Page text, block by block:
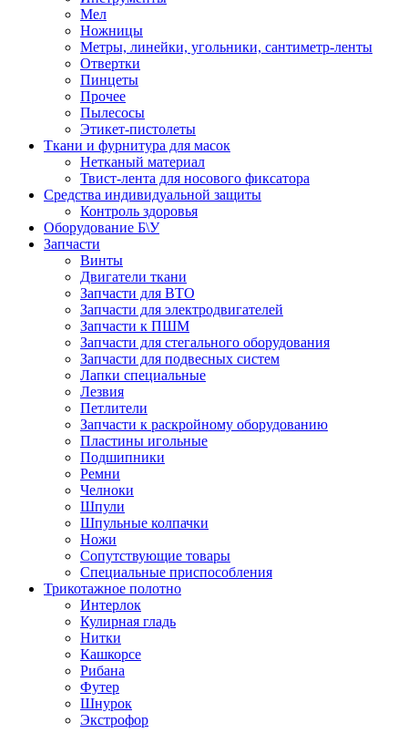
Мел
Ножницы
Метры, линейки, угольники, сантиметр-ленты
Отвертки
Пинцеты
Прочее
Пылесосы
Этикет-пистолеты
Ткани и фурнитура для масок
Нетканый материал
Твист-лента для носового фиксатора
Средства индивидуальной защиты
Контроль здоровья
Оборудование Б\У
Запчасти
Винты
Двигатели ткани
Запчасти для ВТО
Запчасти для электродвигателей
Запчасти к ПШМ
Запчасти для стегального оборудования
Запчасти для подвесных систем
Лапки специальные
Лезвия
Петлители
Запчасти к раскройному оборудованию
Пластины игольные
Подшипники
Ремни
Челноки
Шпули
Шпульные колпачки
Ножи
Сопутствующие товары
Специальные приспособления
Трикотажное полотно
Интерлок
Кулирная гладь
Нитки
Кашкорсе
Рибана
Футер
Шнурок
Экстрофор